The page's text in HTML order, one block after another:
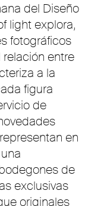
del Diseño
light explora,
fotográficos
entre
a la
figura
de
en
de
exclusivas
originales